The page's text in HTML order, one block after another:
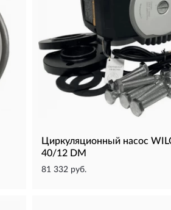
Циркуляционный насос
40/12 DM
81 332 руб.